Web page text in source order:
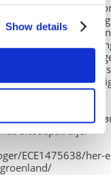
Show details
som medlem og
Marius Jensens
Museum i Dresden
Littmanns
og Franz
ledelse i
og
en presseartikel
Slædepatrulje:
ECE1475638/her-